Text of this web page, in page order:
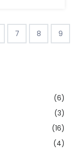
7 8 9
(6)
(3)
(16)
(4)